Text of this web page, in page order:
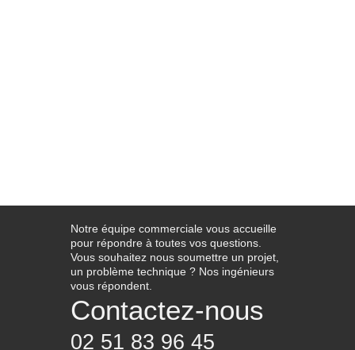
Notre équipe commerciale vous accueille
pour répondre à toutes vos questions.
Vous souhaitez nous soumettre un projet,
un problème technique ? Nos ingénieurs
vous répondent.
Contactez-nous
02 51 83 96 45